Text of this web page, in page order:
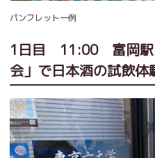
パンフレット一例
1日目 11:00 富岡駅
会」で日本酒の試飲体